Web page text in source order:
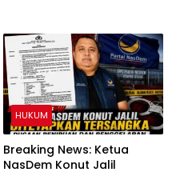
HUKUM
Breaking News: Ketua
NasDem Konut Jalil